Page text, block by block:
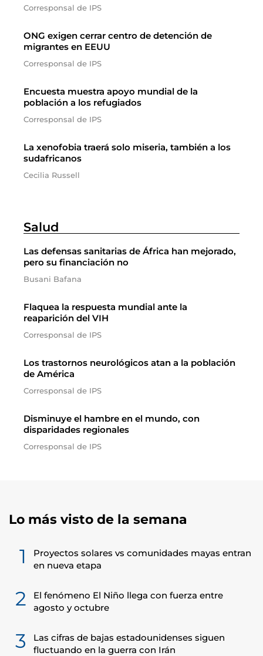
Corresponsal de IPS
ONG exigen cerrar centro de detención de
migrantes en EEUU
Corresponsal de IPS
Encuesta muestra apoyo mundial de la
población a los refugiados
Corresponsal de IPS
La xenofobia traerá solo miseria, también a los
sudafricanos
Cecilia Russell
Salud
Las defensas sanitarias de África han mejorado,
pero su financiación no
Busani Bafana
Flaquea la respuesta mundial ante la
reaparición del VIH
Corresponsal de IPS
Los trastornos neurológicos atan a la población
de América
Corresponsal de IPS
Disminuye el hambre en el mundo, con
disparidades regionales
Corresponsal de IPS
Lo más visto de la semana
1
Proyectos solares vs comunidades mayas entran
en nueva etapa
2
El fenómeno El Niño llega con fuerza entre
agosto y octubre
3
Las cifras de bajas estadounidenses siguen
fluctuando en la guerra con Irán